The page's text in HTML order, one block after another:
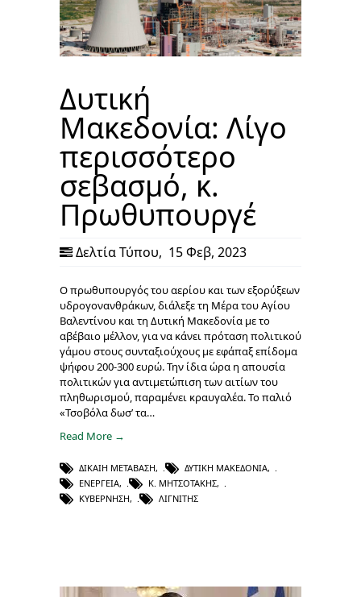
Δυτική
Μακεδονία: Λίγο
περισσότερο
σεβασμό, κ.
Πρωθυπουργέ
Δελτία Τύπου, 15 Φεβ, 2023
Ο πρωθυπουργός του αερίου και των εξορύξεων
υδρογονανθράκων, διάλεξε τη Μέρα του Αγίου
Βαλεντίνου και τη Δυτική Μακεδονία με το
αβέβαιο μέλλον, για να κάνει πρόταση πολιτικού
γάμου στους συνταξιούχους με εφάπαξ επίδομα
ψήφου 200-300 ευρώ. Την ίδια ώρα η απουσία
πολιτικών για αντιμετώπιση των αιτίων του
πληθωρισμού, παραμένει κραυγαλέα. Το παλιό
«Τσοβόλα δωσ’ τα…
Read More →
ΔΊΚΑΙΗ ΜΕΤΆΒΑΣΗ, ΔΥΤΙΚΉ ΜΑΚΕΔΟΝΊΑ,
ΕΝΈΡΓΕΙΑ, Κ. ΜΗΤΣΟΤΆΚΗΣ,
ΚΥΒΈΡΝΗΣΗ, ΛΙΓΝΊΤΗΣ